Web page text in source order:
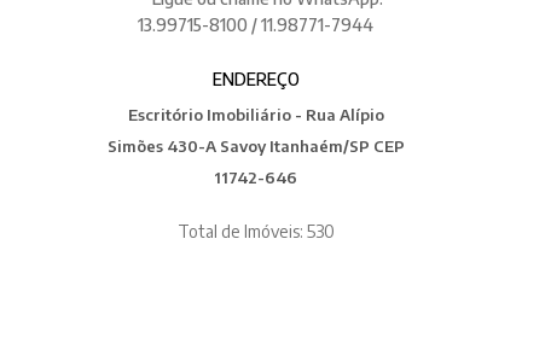
13.99715-8100 / 11.98771-7944
ENDEREÇO
Escritório Imobiliário - Rua Alípio
Simões 430-A Savoy Itanhaém/SP CEP
11742-646
Total de Imóveis: 530